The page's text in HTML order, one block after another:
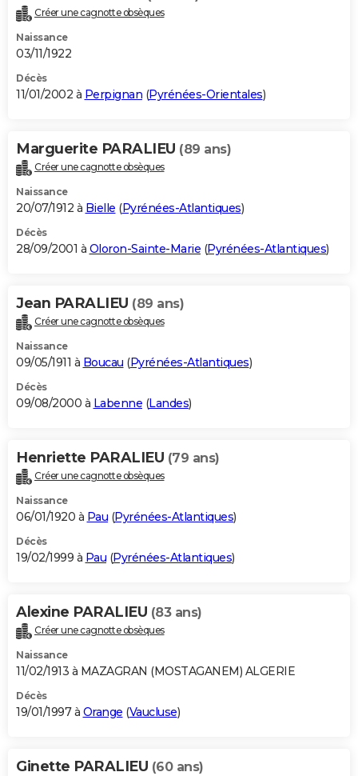
Créer une cagnotte obsèques
Naissance
03/11/1922
Décès
11/01/2002 à Perpignan (Pyrénées-Orientales)
Marguerite PARALIEU (89 ans)
Créer une cagnotte obsèques
Naissance
20/07/1912 à Bielle (Pyrénées-Atlantiques)
Décès
28/09/2001 à Oloron-Sainte-Marie (Pyrénées-Atlantiques)
Jean PARALIEU (89 ans)
Créer une cagnotte obsèques
Naissance
09/05/1911 à Boucau (Pyrénées-Atlantiques)
Décès
09/08/2000 à Labenne (Landes)
Henriette PARALIEU (79 ans)
Créer une cagnotte obsèques
Naissance
06/01/1920 à Pau (Pyrénées-Atlantiques)
Décès
19/02/1999 à Pau (Pyrénées-Atlantiques)
Alexine PARALIEU (83 ans)
Créer une cagnotte obsèques
Naissance
11/02/1913 à MAZAGRAN (MOSTAGANEM) ALGERIE
Décès
19/01/1997 à Orange (Vaucluse)
Ginette PARALIEU (60 ans)